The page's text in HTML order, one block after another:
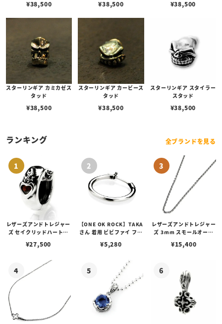
¥38,500 ¥38,500 ¥38,500
スターリンギア カミカゼス
タッド
¥38,500
スターリンギア カービース
タッド
¥38,500
スターリンギア スタイラー
スタッド
¥38,500
ランキング 全ブランドを見る
レザーズアンドトレジャー
ズ セイクリッドハートピ
¥27,500
【ONE OK ROCK】TAKA
さん 着用 ビビファイ フー
¥5,280
レザーズアンドトレジャー
ズ 3mm スモールオーバ
ブスタークラスプ＆LTロ
¥15,400